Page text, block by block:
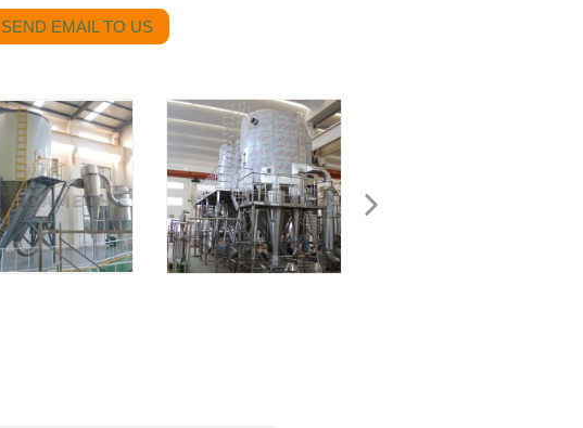
SEND EMAIL TO US